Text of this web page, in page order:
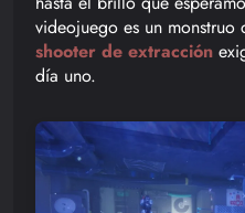
videojuego es un monstruo
shooter de extracción
día uno.